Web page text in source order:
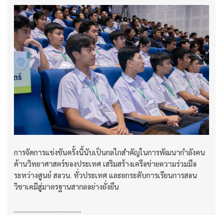
การจัดการแข่งขันครั้งนี้นับเป็นกลไกสำคัญในการพัฒนากำลังคน
ด้านวิทยาศาสตร์ของประเทศ เสริมสร้างเครือข่ายความร่วมมือ
ระหว่างศูนย์ สอวน. ทั่วประเทศ และยกระดับการเรียนการสอน
วิชาเคมีสู่มาตรฐานสากลอย่างยั่งยืน
.............................................